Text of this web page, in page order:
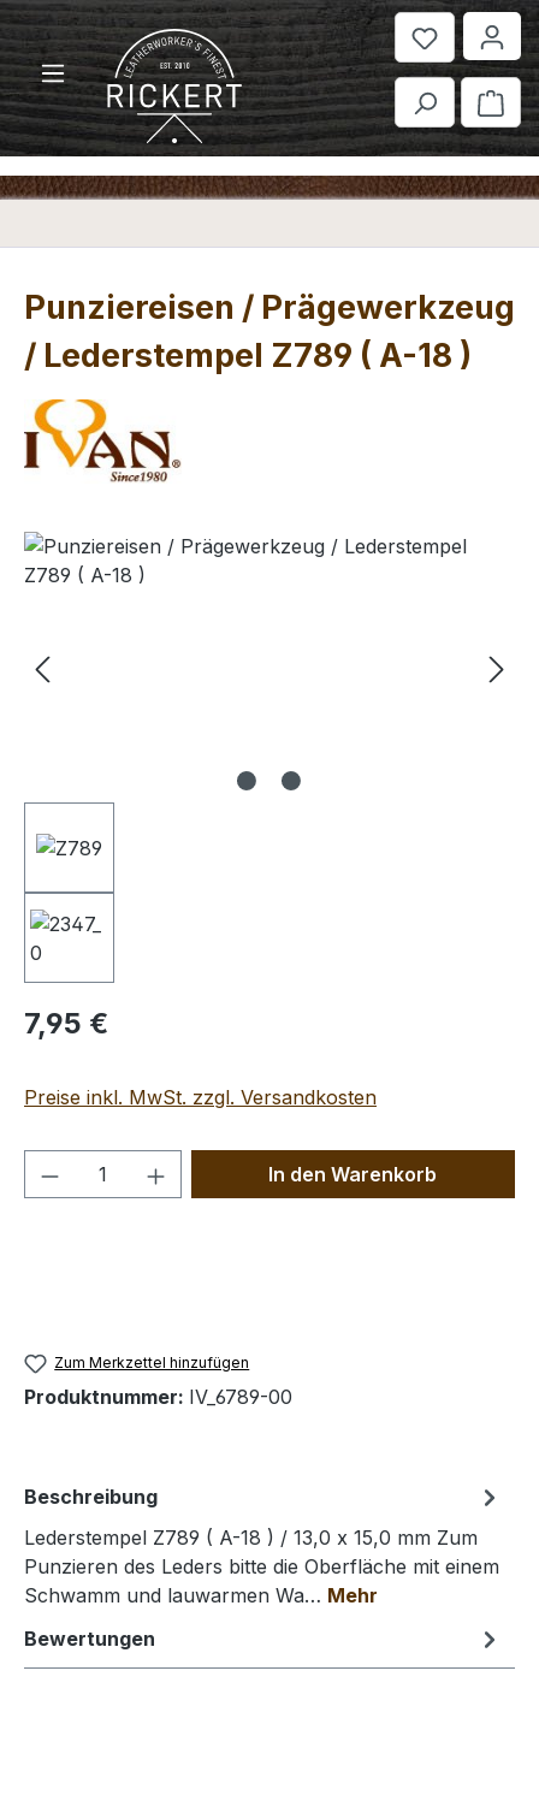
Zum Hauptinhalt springen
Punziereisen / Prägewerkzeug
/ Lederstempel Z789 ( A-18 )
Bildergalerie überspringen
Regulärer Preis:
7,95 €
Preise inkl. MwSt. zzgl. Versandkosten
Produkt Anzahl: Gib denIn den Warenkorb
Zum Merkzettel hinzufügen
Produktnummer: IV_6789-00
Beschreibung
Lederstempel Z789 ( A-18 ) / 13,0 x 15,0 mm Zum
Punzieren des Leders bitte die Oberfläche mit einem
Schwamm und lauwarmen Wa… Mehr
Bewertungen